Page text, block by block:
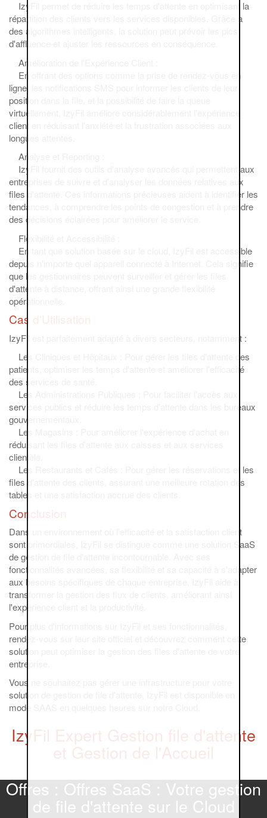
IzyFil permet de réduire les temps d'attente en optimisant la
répartition des clients vers les services disponibles. Grâce à
des algorithmes intelligents, la solution peut prévoir les pics
d'affluence et ajuster les ressources en conséquence.
Amélioration de l'Expérience Client :
En offrant des options comme la prise de rendez-vous en
ligne, les notifications SMS pour informer les clients de leur
position dans la file, et la possibilité de faire la queue
virtuellement, IzyFil améliore considérablement l'expérience
client en réduisant l'anxiété et la frustration associées aux
longues attentes.
Analyse et Reporting :
IzyFil fournit des outils d'analyse avancés qui permettent aux
entreprises de suivre et d'analyser les données relatives aux
files d'attente. Ces informations précieuses aident à identifier les
tendances, à comprendre les points de congestion et à prendre
des décisions éclairées pour améliorer le service.
Flexibilité et Accessibilité :
En tant que solution basée sur le cloud, IzyFil est accessible
depuis n'importe quel appareil connecté à Internet. Cela signifie
que les gestionnaires peuvent surveiller et gérer les files
d'attente à distance, offrant ainsi une grande flexibilité
opérationnelle.
Cas d'Utilisation
IzyFil est parfaitement adapté à divers secteurs, notamment :
Les Cliniques et Hôpitaux : Pour gérer les files d'attente des
patients, optimiser les temps d'attente et améliorer l'efficacité
des services de santé.
Les Administrations Publiques : Pour faciliter l'accès aux
services publics et réduire les temps d'attente dans les bureaux
gouvernementaux.
Les Magasins : Pour améliorer l'expérience d'achat en
réduisant les files d'attente aux caisses et aux services
clientèle.
Les Restaurants et Cafés : Pour gérer les réservations et les
files d'attente des clients, assurant une meilleure rotation des
tables et une satisfaction accrue des clients.
Conclusion
Dans un environnement où l'efficacité et la satisfaction client
sont primordiales, IzyFil se distingue comme une solution SaaS
de gestion de file d'attente incontournable. Avec ses
fonctionnalités avancées, sa flexibilité et sa capacité à s'adapter
aux besoins spécifiques de chaque entreprise, IzyFil aide à
transformer la gestion des flux de clients, améliorant ainsi
l'expérience client et la productivité.
Pour plus d'informations sur IzyFil et ses fonctionnalités,
rendez-vous sur leur site officiel et découvrez comment cette
solution peut optimiser la gestion des files d'attente de votre
entreprise.
Vous ne souhaitez pas gérer une infrastructure pour votre
solution de gestion de file d'attente, IzyFil est disponible en
mode SAAS en quelques heures sur notre Cloud.
IzyFil Expert Gestion file d'attente
et Gestion de l'Accueil
Offres : Offres SaaS : Votre gestion
de file d'attente sur le Cloud